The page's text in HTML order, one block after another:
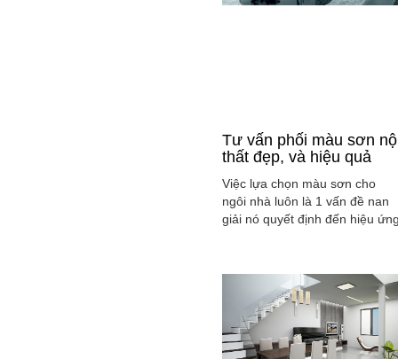
Tư vấn phối màu sơn
thất đẹp, và hiệu quả
Việc lựa chọn màu sơn cho
ngôi nhà luôn là 1 vấn đề nan
giải nó quyết định đến hiệu
của gia đình bạn.